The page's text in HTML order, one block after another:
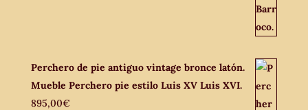
Perchero de pie antiguo vintage bronce latón.
Mueble Perchero pie estilo Luis XV Luis XVI.
895,00€